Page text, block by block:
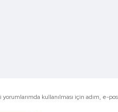
yorumlarımda kullanılması için adım, e-